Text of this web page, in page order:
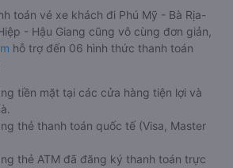
toán vé xe khách đi Phú Mỹ - Bà Rịa-
- Hậu Giang cũng vô cùng đơn giản,
hỗ trợ đến 06 hình thức thanh toán
tiền mặt tại các cửa hàng tiện lợi và
thẻ thanh toán quốc tế (Visa, Master
thẻ ATM đã đăng ký thanh toán trực